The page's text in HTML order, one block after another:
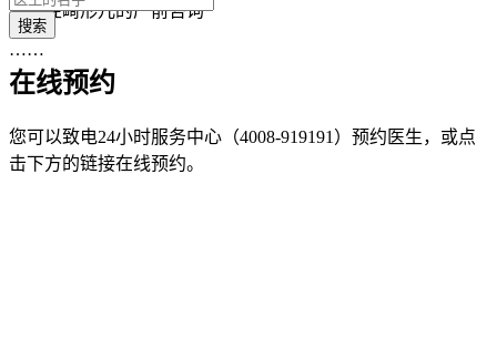
先天性畸形儿的产前咨询
……
在线预约
您可以致电24小时服务中心（4008-919191）预约医生，或点
击下方的链接在线预约。